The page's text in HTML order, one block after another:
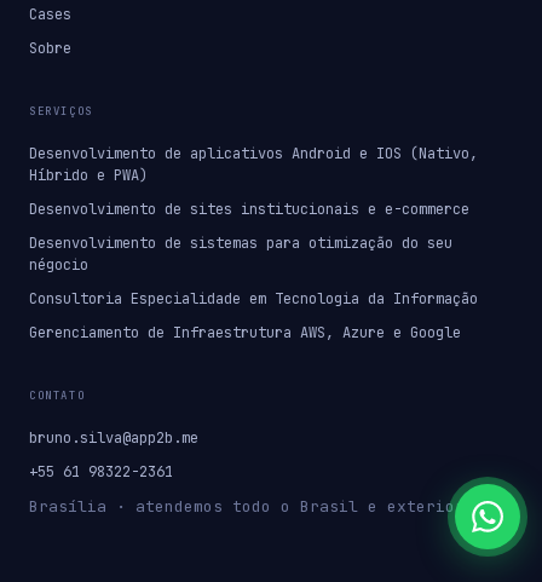
Cases
Sobre
SERVIÇOS
Desenvolvimento de aplicativos Android e IOS (Nativo,
Híbrido e PWA)
Desenvolvimento de sites institucionais e e-commerce
Desenvolvimento de sistemas para otimização do seu
négocio
Consultoria Especialidade em Tecnologia da Informação
Gerenciamento de Infraestrutura AWS, Azure e Google
CONTATO
bruno.silva@app2b.me
+55 61 98322-2361
Brasília · atendemos todo o Brasil e exterior